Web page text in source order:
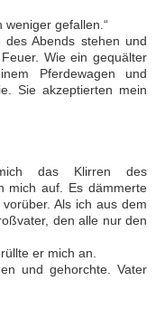
weniger gefallen.“
Abends stehen und
Wie ein gequälter
Pferdewagen und
Sie akzeptierten mein
das Klirren des
mich auf. Es dämmerte
Als ich aus dem
den alle nur den
er mich an.
und gehorchte. Vater